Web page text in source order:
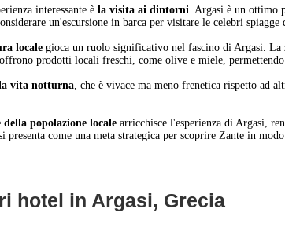
interessante èla visita ai dintorni. Argasi è un ottimo
un'escursione in barca per visitare le celebri
locale gioca un ruolo significativo nel fascino di Argasi. La
prodotti locali freschi, come olive e miele,
vita notturna, che è vivace ma meno frenetica rispetto ad
della popolazione locale arricchisce l'esperienza di Argasi,
presenta come una meta strategica per scoprire Zante in
hotel in Argasi, Grecia